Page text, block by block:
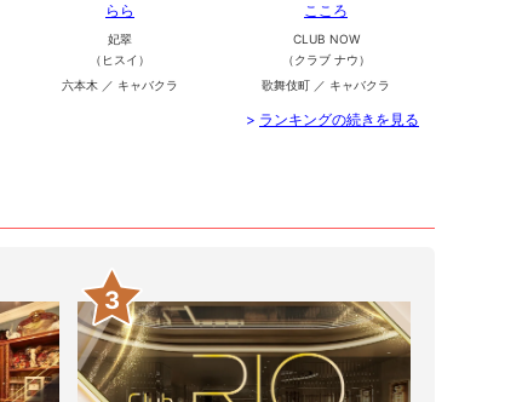
らら
妃翠
（ヒスイ）
六本木 ／ キャバクラ
こころ
CLUB NOW
（クラブ ナウ）
歌舞伎町 ／ キャバクラ
> ランキングの続きを見る
3